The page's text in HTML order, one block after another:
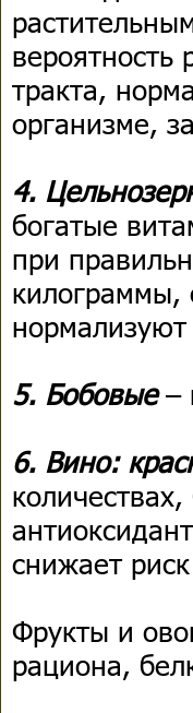
вероятность
тракта,
организме,
4.
богатые
при
килограммы,
5. Бобовые–
6. Вино:
снижает
Фрукты и
рациона,